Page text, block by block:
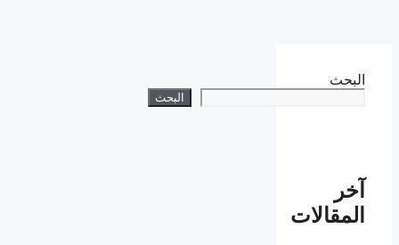
البحث
البحث
آخر
المقالات